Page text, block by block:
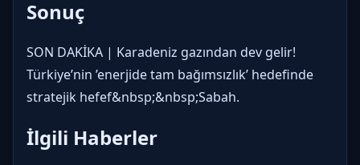
Sonuç
SON DAKİKA | Karadeniz gazından dev gelir!
Türkiye’nin ’enerjide tam bağımsızlık’ hedefinde
stratejik hefef&nbsp;&nbsp;Sabah.
İlgili Haberler